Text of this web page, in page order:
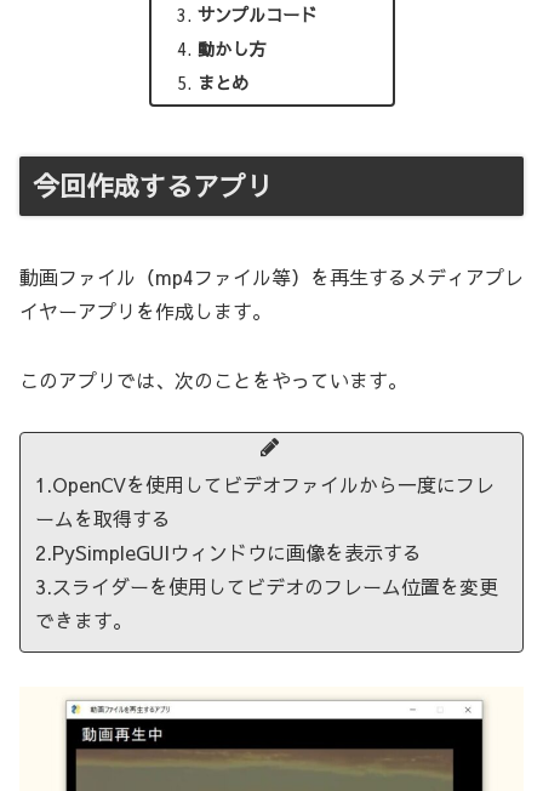
サンプルコード
動かし方
まとめ
今回作成するアプリ
動画ファイル（mp4ファイル等）を再生するメディアプレ
イヤーアプリを作成します。
このアプリでは、次のことをやっています。
1.OpenCVを使用してビデオファイルから一度にフレ
ームを取得する
2.PySimpleGUIウィンドウに画像を表示する
3.スライダーを使用してビデオのフレーム位置を変更
できます。